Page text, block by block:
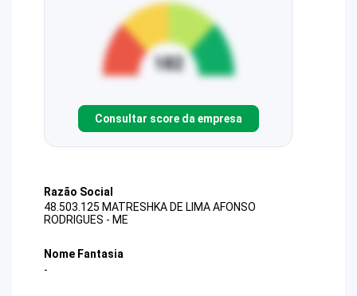
Consultar score da empresa
Razão Social
48.503.125 MATRESHKA DE LIMA AFONSO
RODRIGUES - ME
Nome Fantasia
-